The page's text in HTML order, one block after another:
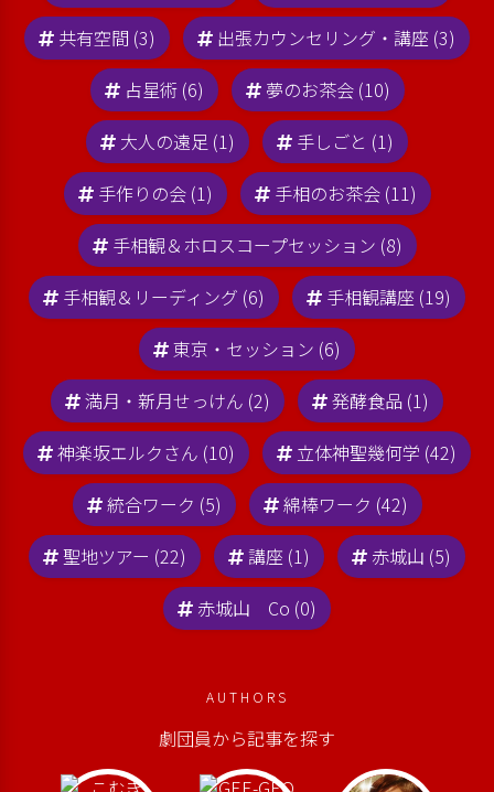
共有空間 (3)
出張カウンセリング・講座 (3)
占星術 (6)
夢のお茶会 (10)
大人の遠足 (1)
手しごと (1)
手作りの会 (1)
手相のお茶会 (11)
手相観＆ホロスコープセッション (8)
手相観＆リーディング (6)
手相観講座 (19)
東京・セッション (6)
満月・新月せっけん (2)
発酵食品 (1)
神楽坂エルクさん (10)
立体神聖幾何学 (42)
統合ワーク (5)
綿棒ワーク (42)
聖地ツアー (22)
講座 (1)
赤城山 (5)
赤城山 Co (0)
AUTHORS
劇団員から記事を探す